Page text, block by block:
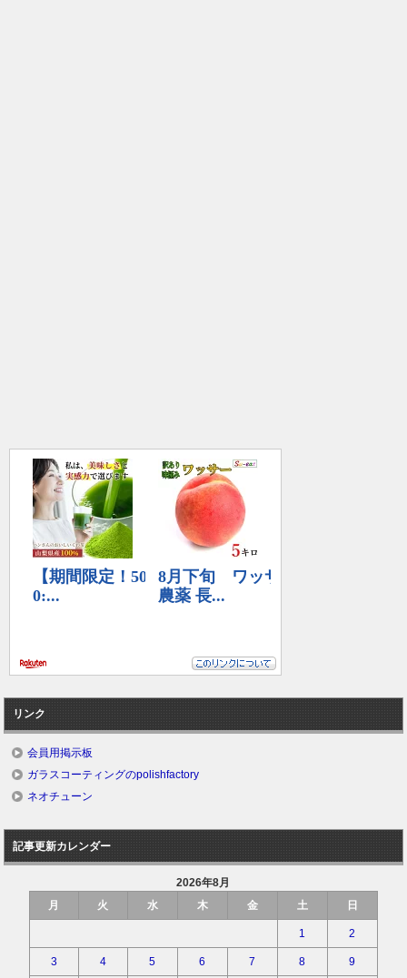
リンク
会員用掲示板
ガラスコーティングのpolishfactory
ネオチューン
記事更新カレンダー
2026年8月
月
火 水 木 金 土 日
1 2
3 4 5 6 7 8 9